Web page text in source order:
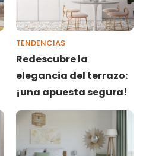
TENDENCIAS
Redescubre la
elegancia del terrazo:
¡una apuesta segura!